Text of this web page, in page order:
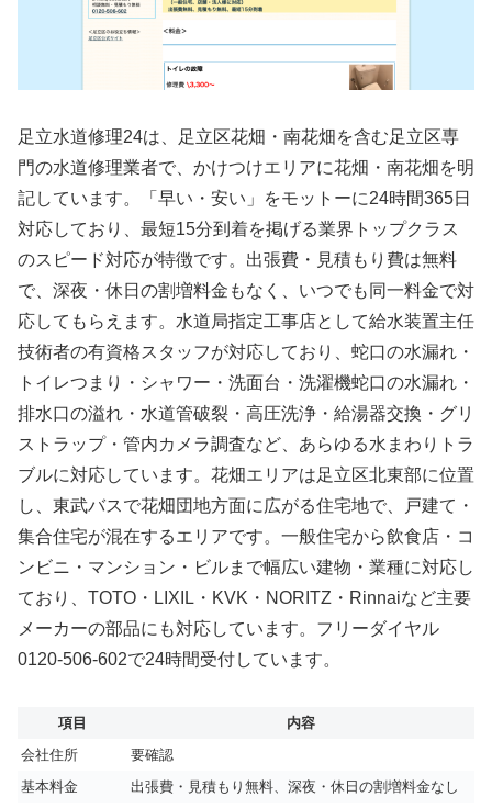
足立水道修理24は、足立区花畑・南花畑を含む足立区専
門の水道修理業者で、かけつけエリアに花畑・南花畑を明
記しています。「早い・安い」をモットーに24時間365日
対応しており、最短15分到着を掲げる業界トップクラス
のスピード対応が特徴です。出張費・見積もり費は無料
で、深夜・休日の割増料金もなく、いつでも同一料金で対
応してもらえます。水道局指定工事店として給水装置主任
技術者の有資格スタッフが対応しており、蛇口の水漏れ・
トイレつまり・シャワー・洗面台・洗濯機蛇口の水漏れ・
排水口の溢れ・水道管破裂・高圧洗浄・給湯器交換・グリ
ストラップ・管内カメラ調査など、あらゆる水まわりトラ
ブルに対応しています。花畑エリアは足立区北東部に位置
し、東武バスで花畑団地方面に広がる住宅地で、戸建て・
集合住宅が混在するエリアです。一般住宅から飲食店・コ
ンビニ・マンション・ビルまで幅広い建物・業種に対応し
ており、TOTO・LIXIL・KVK・NORITZ・Rinnaiなど主要
メーカーの部品にも対応しています。フリーダイヤル
0120-506-602で24時間受付しています。
項目
内容
会社住所
要確認
基本料金
出張費・見積もり無料、深夜・休日の割増料金なし